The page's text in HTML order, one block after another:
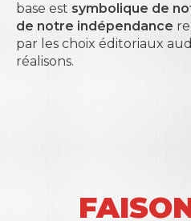
base est symbolique de
de notre indépendance
par les choix éditoriaux
réalisons.